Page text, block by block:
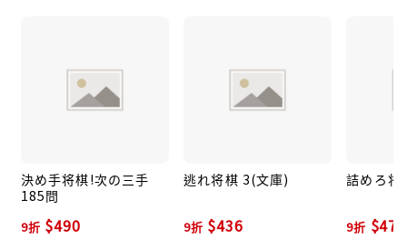
決め手将棋!次の三手
185問
9折 $490
逃れ将棋 3(文庫)
9折 $436
詰めろ将
9折 $477